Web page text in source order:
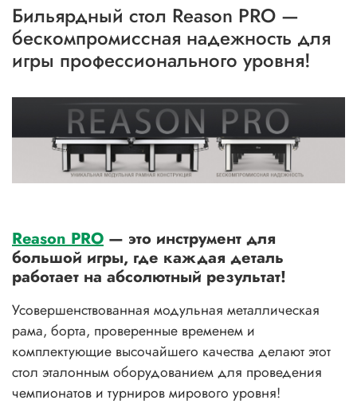
Бильярдный стол Reason PRO —
бескомпромиссная надежность для
игры профессионального уровня!
Reason PRO — это инструмент для
большой игры, где каждая деталь
работает на абсолютный результат!
Усовершенствованная модульная металлическая
рама, борта, проверенные временем и
комплектующие высочайшего качества делают этот
стол эталонным оборудованием для проведения
чемпионатов и турниров мирового уровня!